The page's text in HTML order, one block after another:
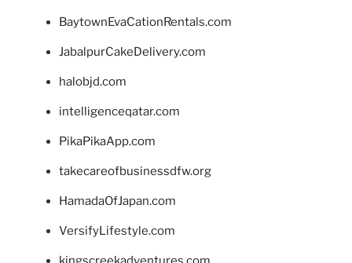
BaytownEvaCationRentals.com
JabalpurCakeDelivery.com
halobjd.com
intelligenceqatar.com
PikaPikaApp.com
takecareofbusinessdfw.org
HamadaOfJapan.com
VersifyLifestyle.com